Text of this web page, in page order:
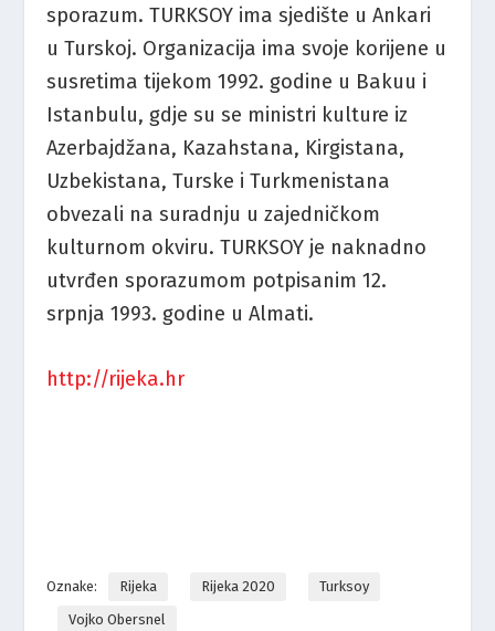
sporazum. TURKSOY ima sjedište u Ankari
u Turskoj. Organizacija ima svoje korijene u
susretima tijekom 1992. godine u Bakuu i
Istanbulu, gdje su se ministri kulture iz
Azerbajdžana, Kazahstana, Kirgistana,
Uzbekistana, Turske i Turkmenistana
obvezali na suradnju u zajedničkom
kulturnom okviru. TURKSOY je naknadno
utvrđen sporazumom potpisanim 12.
srpnja 1993. godine u Almati.
http://rijeka.hr
Oznake: Rijeka Rijeka 2020
Turksoy
Vojko Obersnel